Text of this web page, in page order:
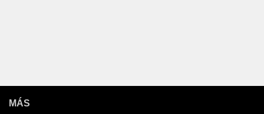
MÁS